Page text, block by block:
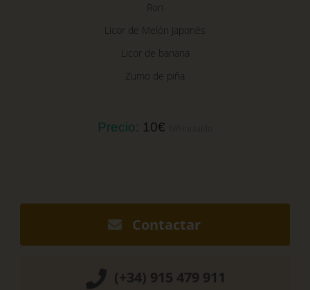
Ron
Licor de Melón Japonés
Licor de banana
Zumo de piña
Precio: 10€
Contactar
(+34) 915 479 911